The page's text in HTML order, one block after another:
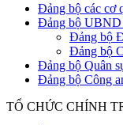
Đảng bộ các cơ
Đảng bộ UBND
Đảng bộ
Đảng bộ
Đảng bộ Quân
Đảng bộ Công
TỔ CHỨC CHÍNH